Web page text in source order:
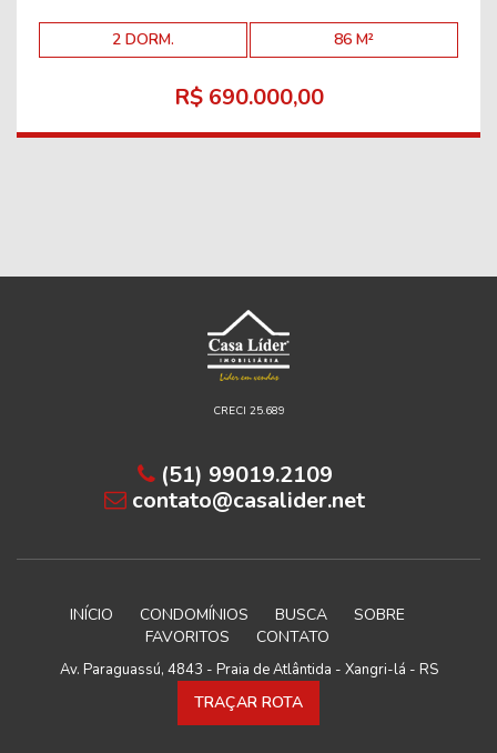
2 DORM. 86 M²
R$ 690.000,00
CRECI 25.689
(51) 99019.2109
contato@casalider.net
INÍCIO CONDOMÍNIOS BUSCA
SOBRE
FAVORITOS
CONTATO
Av. Paraguassú, 4843 - Praia de Atlântida - Xangri-lá - RS
TRAÇAR ROTA